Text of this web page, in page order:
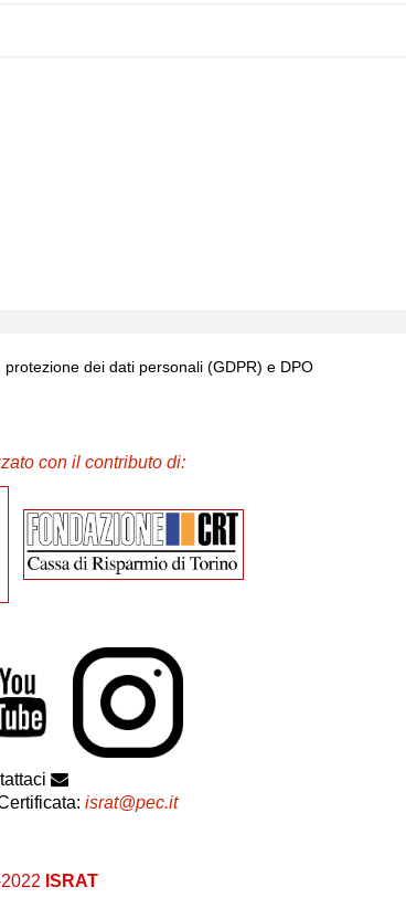
protezione dei dati personali (GDPR) e DPO
con il contributo di:
israt@pec.it
ISRAT